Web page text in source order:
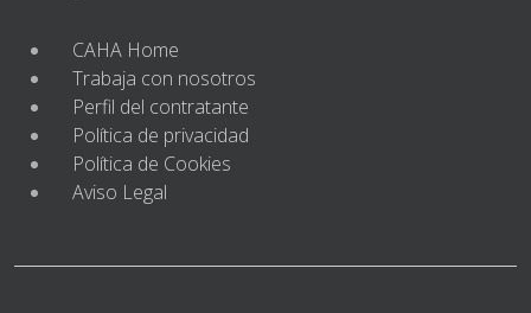
CAHA Home
Trabaja con nosotros
Perfil del contratante
Política de privacidad
Política de Cookies
Aviso Legal